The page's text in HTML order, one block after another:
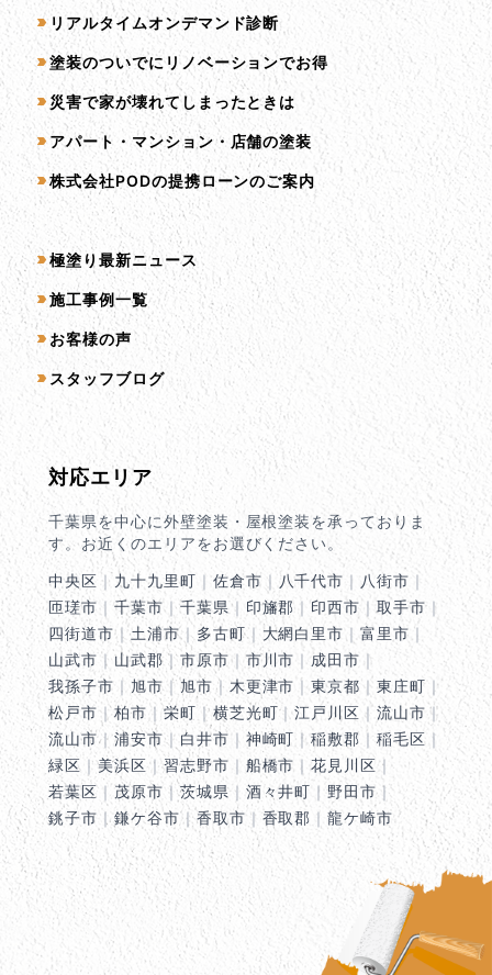
リアルタイムオンデマンド診断
塗装のついでにリノベーションでお得
災害で家が壊れてしまったときは
アパート・マンション・店舗の塗装
株式会社PODの提携ローンのご案内
コンテンツ一覧
極塗り最新ニュース
施工事例一覧
お客様の声
スタッフブログ
対応エリア
千葉県を中心に外壁塗装・屋根塗装を承っておりま
す。お近くのエリアをお選びください。
中央区 ｜ 九十九里町 ｜ 佐倉市 ｜ 八千代市 ｜ 八街市 ｜
匝瑳市 ｜ 千葉市｜千葉県｜ 印旛郡 ｜印西市 ｜取手市｜
四街道市｜土浦市｜ 多古町｜ 大網白里市 ｜富里市 ｜
山武市 ｜ 山武郡 ｜市原市｜ 市川市 ｜ 成田市 ｜
我孫子市 ｜ 旭市｜旭市 ｜ 木更津市 ｜東京都 ｜東庄町 ｜
松戸市｜柏市 ｜ 栄町 ｜横芝光町｜江戸川区 ｜流山市 ｜
流山市｜浦安市｜ 白井市 ｜ 神崎町 ｜稲敷郡 ｜稲毛区 ｜
緑区 ｜ 美浜区｜習志野市 ｜ 船橋市 ｜花見川区｜
若葉区 ｜ 茂原市 ｜茨城県｜ 酒々井町 ｜野田市｜
銚子市 ｜鎌ケ谷市｜香取市 ｜ 香取郡 ｜龍ケ崎市